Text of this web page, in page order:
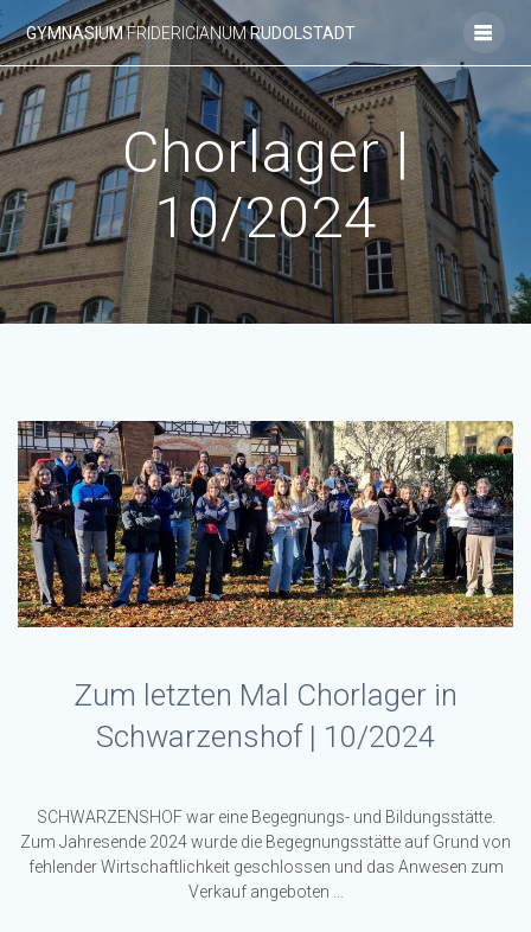
Inhalt
springen
GYMNASIUMFRIDERICIANUMRUDOLSTADT
Chorlager |
10/2024
Zum letzten Mal Chorlager in
Schwarzenshof | 10/2024
SCHWARZENSHOF war eine Begegnungs- und Bildungsstätte.
Zum Jahresende 2024 wurde die Begegnungsstätte auf Grund von
fehlender Wirtschaftlichkeit geschlossen und das Anwesen zum
Verkauf angeboten …